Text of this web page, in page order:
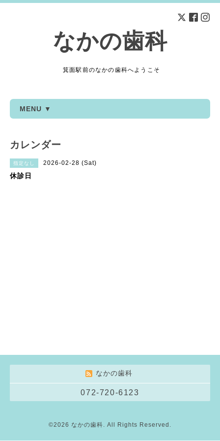
なかの歯科
箕面駅前のなかの歯科へようこそ
MENU ▼
カレンダー
指定なし 2026-02-28 (Sat)
休診日
なかの歯科
072-720-6123
©2026 なかの歯科. All Rights Reserved.